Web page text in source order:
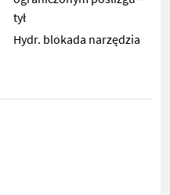
tył
Hydr. blokada narzędzia